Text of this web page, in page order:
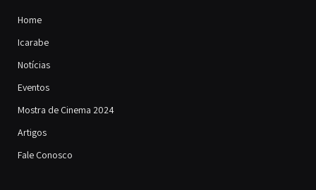
Home
Icarabe
Notícias
Eventos
Mostra de Cinema 2024
Artigos
Fale Conosco